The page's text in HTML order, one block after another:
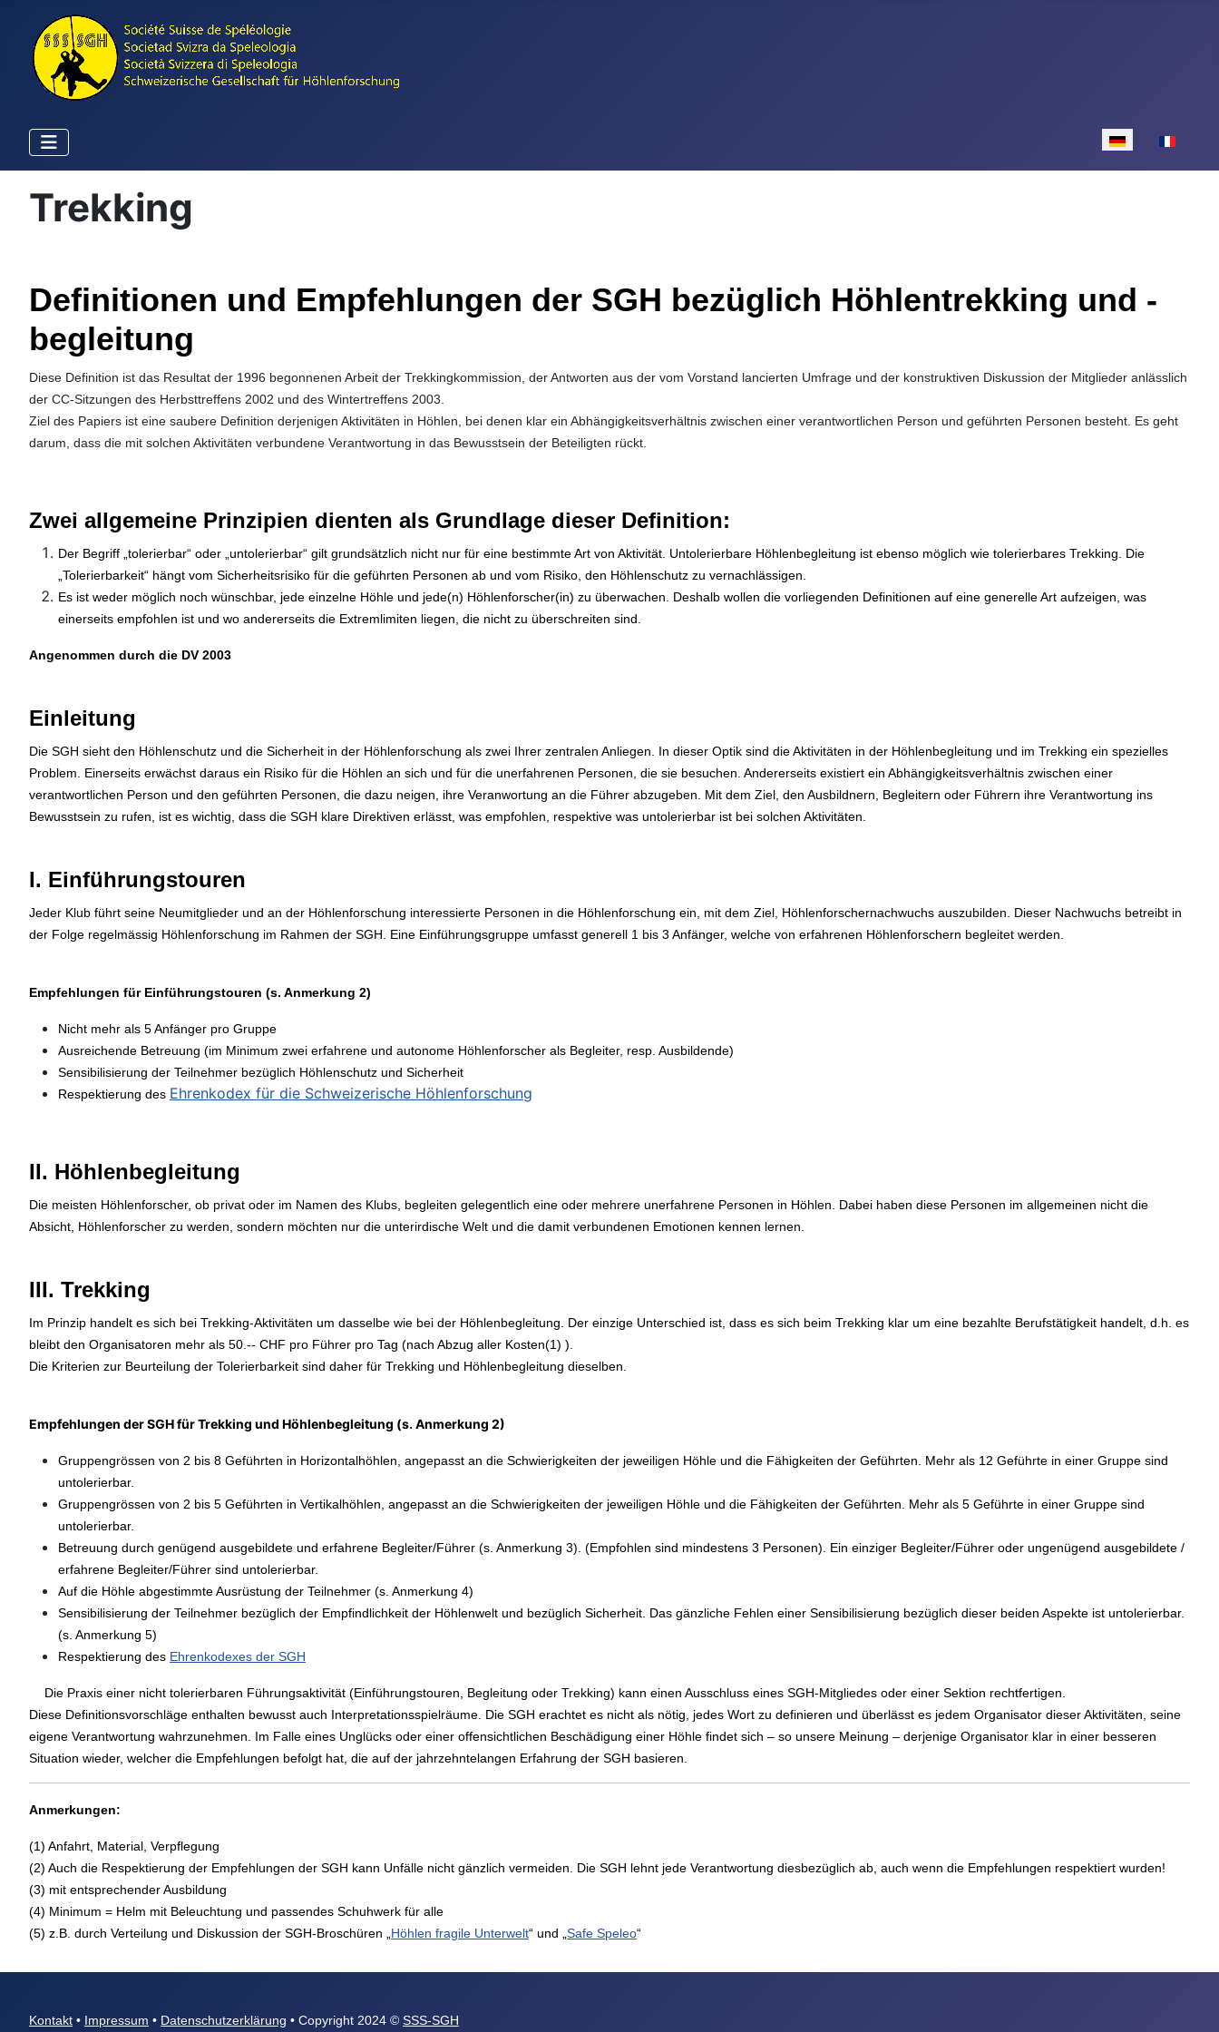
Sprache
Trekking
Definitionen und Empfehlungen der SGH bezüglich Höhlentrekking und -
begleitung
Diese Definition ist das Resultat der 1996 begonnenen Arbeit der Trekkingkommission, der Antworten aus der vom Vorstand lancierten Umfrage und der konstruktiven Diskussion der Mitglieder anlässlich
der CC-Sitzungen des Herbsttreffens 2002 und des Wintertreffens 2003.
Ziel des Papiers ist eine saubere Definition derjenigen Aktivitäten in Höhlen, bei denen klar ein Abhängigkeitsverhältnis zwischen einer verantwortlichen Person und geführten Personen besteht. Es geht
darum, dass die mit solchen Aktivitäten verbundene Verantwortung in das Bewusstsein der Beteiligten rückt.
Zwei allgemeine Prinzipien dienten als Grundlage dieser Definition:
Der Begriff „tolerierbar“ oder „untolerierbar“ gilt grundsätzlich nicht nur für eine bestimmte Art von Aktivität. Untolerierbare Höhlenbegleitung ist ebenso möglich wie tolerierbares Trekking. Die
„Tolerierbarkeit“ hängt vom Sicherheitsrisiko für die geführten Personen ab und vom Risiko, den Höhlenschutz zu vernachlässigen.
Es ist weder möglich noch wünschbar, jede einzelne Höhle und jede(n) Höhlenforscher(in) zu überwachen. Deshalb wollen die vorliegenden Definitionen auf eine generelle Art aufzeigen, was
einerseits empfohlen ist und wo andererseits die Extremlimiten liegen, die nicht zu überschreiten sind.
Angenommen durch die DV 2003
Einleitung
Die SGH sieht den Höhlenschutz und die Sicherheit in der Höhlenforschung als zwei Ihrer zentralen Anliegen. In dieser Optik sind die Aktivitäten in der Höhlenbegleitung und im Trekking ein spezielles
Problem. Einerseits erwächst daraus ein Risiko für die Höhlen an sich und für die unerfahrenen Personen, die sie besuchen. Andererseits existiert ein Abhängigkeitsverhältnis zwischen einer
verantwortlichen Person und den geführten Personen, die dazu neigen, ihre Veranwortung an die Führer abzugeben. Mit dem Ziel, den Ausbildnern, Begleitern oder Führern ihre Verantwortung ins
Bewusstsein zu rufen, ist es wichtig, dass die SGH klare Direktiven erlässt, was empfohlen, respektive was untolerierbar ist bei solchen Aktivitäten.
I. Einführungstouren
Jeder Klub führt seine Neumitglieder und an der Höhlenforschung interessierte Personen in die Höhlenforschung ein, mit dem Ziel, Höhlenforschernachwuchs auszubilden. Dieser Nachwuchs betreibt in
der Folge regelmässig Höhlenforschung im Rahmen der SGH. Eine Einführungsgruppe umfasst generell 1 bis 3 Anfänger, welche von erfahrenen Höhlenforschern begleitet werden.
Empfehlungen für Einführungstouren (s. Anmerkung 2)
Nicht mehr als 5 Anfänger pro Gruppe
Ausreichende Betreuung (im Minimum zwei erfahrene und autonome Höhlenforscher als Begleiter, resp. Ausbildende)
Sensibilisierung der Teilnehmer bezüglich Höhlenschutz und Sicherheit
Respektierung des Ehrenkodex für die Schweizerische Höhlenforschung
II. Höhlenbegleitung
Die meisten Höhlenforscher, ob privat oder im Namen des Klubs, begleiten gelegentlich eine oder mehrere unerfahrene Personen in Höhlen. Dabei haben diese Personen im allgemeinen nicht die
Absicht, Höhlenforscher zu werden, sondern möchten nur die unterirdische Welt und die damit verbundenen Emotionen kennen lernen.
III. Trekking
Im Prinzip handelt es sich bei Trekking-Aktivitäten um dasselbe wie bei der Höhlenbegleitung. Der einzige Unterschied ist, dass es sich beim Trekking klar um eine bezahlte Berufstätigkeit handelt, d.h. es
bleibt den Organisatoren mehr als 50.-- CHF pro Führer pro Tag (nach Abzug aller Kosten(1) ).
Die Kriterien zur Beurteilung der Tolerierbarkeit sind daher für Trekking und Höhlenbegleitung dieselben.
Empfehlungen der SGH für Trekking und Höhlenbegleitung (s. Anmerkung 2)
Gruppengrössen von 2 bis 8 Geführten in Horizontalhöhlen, angepasst an die Schwierigkeiten der jeweiligen Höhle und die Fähigkeiten der Geführten. Mehr als 12 Geführte in einer Gruppe sind
untolerierbar.
Gruppengrössen von 2 bis 5 Geführten in Vertikalhöhlen, angepasst an die Schwierigkeiten der jeweiligen Höhle und die Fähigkeiten der Geführten. Mehr als 5 Geführte in einer Gruppe sind
untolerierbar.
Betreuung durch genügend ausgebildete und erfahrene Begleiter/Führer (s. Anmerkung 3). (Empfohlen sind mindestens 3 Personen). Ein einziger Begleiter/Führer oder ungenügend ausgebildete /
erfahrene Begleiter/Führer sind untolerierbar.
Auf die Höhle abgestimmte Ausrüstung der Teilnehmer (s. Anmerkung 4)
Sensibilisierung der Teilnehmer bezüglich der Empfindlichkeit der Höhlenwelt und bezüglich Sicherheit. Das gänzliche Fehlen einer Sensibilisierung bezüglich dieser beiden Aspekte ist untolerierbar.
(s. Anmerkung 5)
Respektierung des Ehrenkodexes der SGH
Die Praxis einer nicht tolerierbaren Führungsaktivität (Einführungstouren, Begleitung oder Trekking) kann einen Ausschluss eines SGH-Mitgliedes oder einer Sektion rechtfertigen.
Diese Definitionsvorschläge enthalten bewusst auch Interpretationsspielräume. Die SGH erachtet es nicht als nötig, jedes Wort zu definieren und überlässt es jedem Organisator dieser Aktivitäten, seine
eigene Verantwortung wahrzunehmen. Im Falle eines Unglücks oder einer offensichtlichen Beschädigung einer Höhle findet sich – so unsere Meinung – derjenige Organisator klar in einer besseren
Situation wieder, welcher die Empfehlungen befolgt hat, die auf der jahrzehntelangen Erfahrung der SGH basieren.
Anmerkungen:
(1) Anfahrt, Material, Verpflegung
(2) Auch die Respektierung der Empfehlungen der SGH kann Unfälle nicht gänzlich vermeiden. Die SGH lehnt jede Verantwortung diesbezüglich ab, auch wenn die Empfehlungen respektiert wurden!
(3) mit entsprechender Ausbildung
(4) Minimum = Helm mit Beleuchtung und passendes Schuhwerk für alle
(5) z.B. durch Verteilung und Diskussion der SGH-Broschüren „ Höhlen fragile Unterwelt“ und „ Safe Speleo“
Kontakt • Impressum • Datenschutzerklärung • Copyright 2024 © SSS-SGH